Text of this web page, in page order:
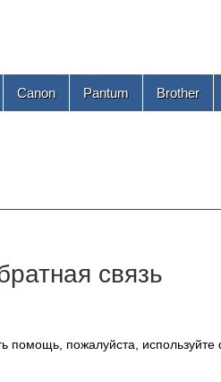
Canon Pantum Brother
связь
помощь, пожалуйста,